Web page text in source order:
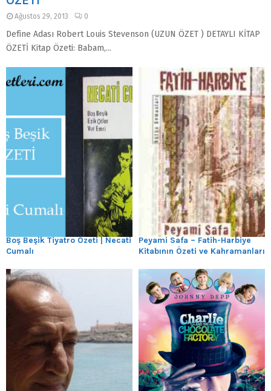
Ağustos 29, 2013 0
Define Adası Robert Louis Stevenson (UZUN ÖZET ) DETAYLI KİTAP
ÖZETİ Kitap Özeti: Babam,...
Boş Beşik Tiyatro Özeti | Necati
Cumalı
Peyami Safa – Fatih-Harbiye
Kitabının Özeti ve Kahramanları